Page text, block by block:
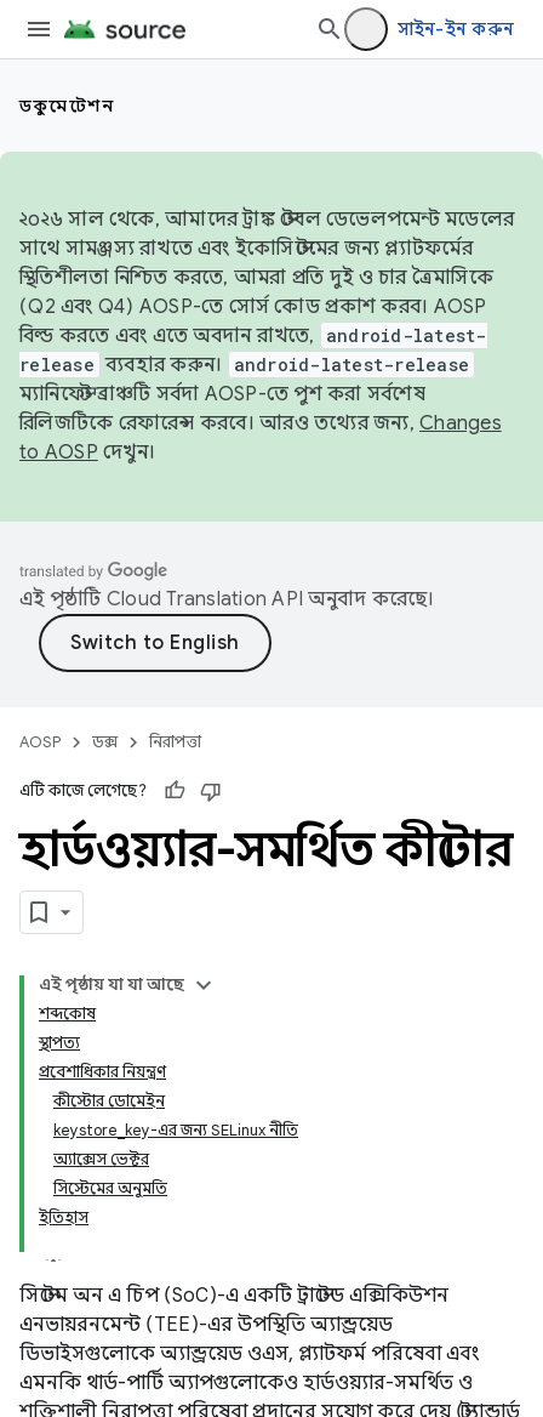
সাইন-ইন করুন
ডকুমেন্টেশন
২০২৬ সাল থেকে, আমাদের ট্রাঙ্ক স্টেবল ডেভেলপমেন্ট মডেলের
সাথে সামঞ্জস্য রাখতে এবং ইকোসিস্টেমের জন্য প্ল্যাটফর্মের
স্থিতিশীলতা নিশ্চিত করতে, আমরা প্রতি দুই ও চার ত্রৈমাসিকে
(Q2 এবং Q4) AOSP-তে সোর্স কোড প্রকাশ করব। AOSP
বিল্ড করতে এবং এতে অবদান রাখতে,
android-latest-
release ব্যবহার করুন। android-latest-release
ম্যানিফেস্ট ব্রাঞ্চটি সর্বদা AOSP-তে পুশ করা সর্বশেষ
রিলিজটিকে রেফারেন্স করবে। আরও তথ্যের জন্য, Changes
to AOSP দেখুন।
এই পৃষ্ঠাটি Cloud Translation API অনুবাদ করেছে।
AOSP ডক্স নিরাপত্তা
এটি কাজে লেগেছে?
হার্ডওয়্যার-সমর্থিত কীস্টোর
এই পৃষ্ঠায় যা যা আছে
শব্দকোষ
স্থাপত্য
প্রবেশাধিকার নিয়ন্ত্রণ
কীস্টোর ডোমেইন
keystore_key-এর জন্য SELinux নীতি
অ্যাক্সেস ভেক্টর
সিস্টেমের অনুমতি
ইতিহাস
সিস্টেম অন এ চিপ (SoC)-এ একটি ট্রাস্টেড এক্সিকিউশন
এনভায়রনমেন্ট (TEE)-এর উপস্থিতি অ্যান্ড্রয়েড
ডিভাইসগুলোকে অ্যান্ড্রয়েড ওএস, প্ল্যাটফর্ম পরিষেবা এবং
এমনকি থার্ড-পার্টি অ্যাপগুলোকেও হার্ডওয়্যার-সমর্থিত ও
শক্তিশালী নিরাপত্তা পরিষেবা প্রদানের সুযোগ করে দেয় (স্ট্যান্ডার্ড